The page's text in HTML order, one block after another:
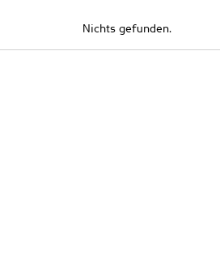
Nichts gefunden.